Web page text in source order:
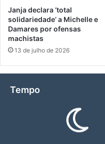
Janja declara ‘total
solidariedade’ a Michelle e
Damares por ofensas
machistas
13 de julho de 2026
Tempo